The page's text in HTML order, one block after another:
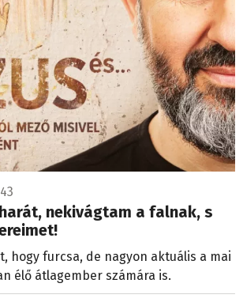
nekivágtam a falnak, s
hogy furcsa, de nagyon aktuális a mai
élő átlagember számára is.